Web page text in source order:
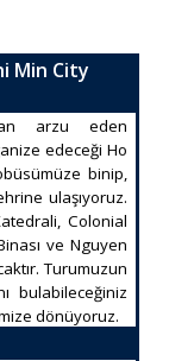
Min City
arzu eden
edeceği Ho
binip,
ulaşıyoruz.
Colonial
ve Nguyen
Turumuzun
bulabileceğiniz
dönüyoruz.